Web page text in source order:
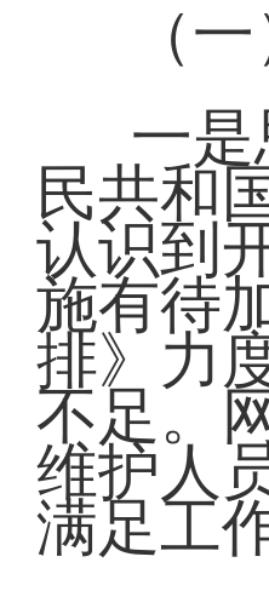
（
一
民共和
认识到
施有待
排》力
不足。
维护人
满足工